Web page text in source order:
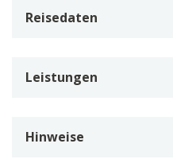
Reisedaten
Leistungen
Hinweise